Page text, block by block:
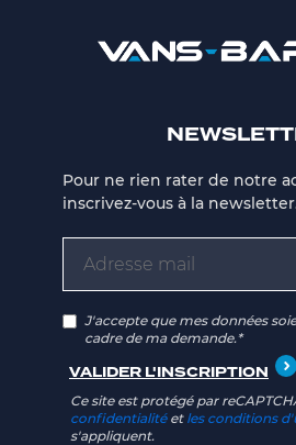
Pour ne rien rater de notre
inscrivez-vous à la
J'accepte que mes données
cadre de ma demande.*
Ce site est protégé par
confidentialitéet les conditions
s'appliquent.